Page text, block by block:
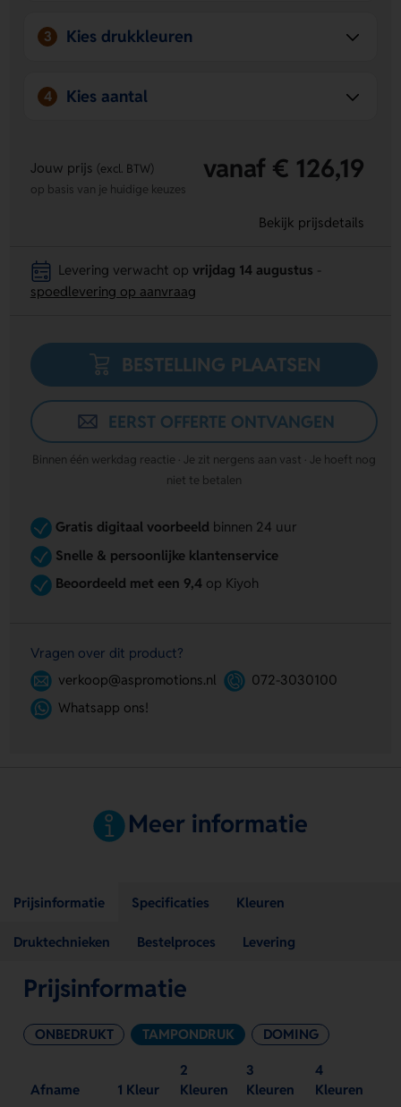
3 Kies drukkleuren
4 Kies aantal
Jouw prijs (excl. BTW) vanaf € 126,19
op basis van je huidige keuzes
Bekijk prijsdetails
Levering verwacht opvrijdag 14 augustus
spoedlevering op aanvraag
BESTELLING PLAATSEN
EERST OFFERTE ONTVANGEN
Binnen één werkdag reactie · Je zit nergens aan vast · Je hoeft nog
niet te betalen
Gratis digitaal voorbeeld binnen 24 uur
Snelle & persoonlijke klantenservice
Beoordeeld met een 9,4op Kiyoh
Vragen over dit product?
verkoop@aspromotions.nl
072-3030100
Whatsapp ons!
Meer informatie
Prijsinformatie Specificaties Kleuren
Druktechnieken Bestelproces Levering
Prijsinformatie
ONBEDRUKT TAMPONDRUK DOMING
Afname 1 Kleur
2
Kleuren
3
Kleuren
4
Kleuren